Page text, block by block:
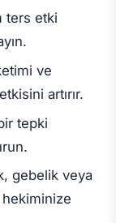
ters etki
ve
artırır.
tepki
gebelik veya
hekiminize